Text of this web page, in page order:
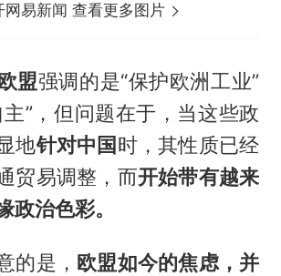
网易新闻 查看更多图片
盟强调的是“保护欧洲工业”
”，但问题在于，当这些政
地针对中国时，其性质已经
贸易调整，而开始带有越来
政治色彩。
的是， 欧盟如今的焦虑，并